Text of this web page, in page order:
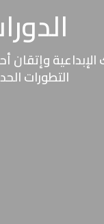
وإتقان
التطورات